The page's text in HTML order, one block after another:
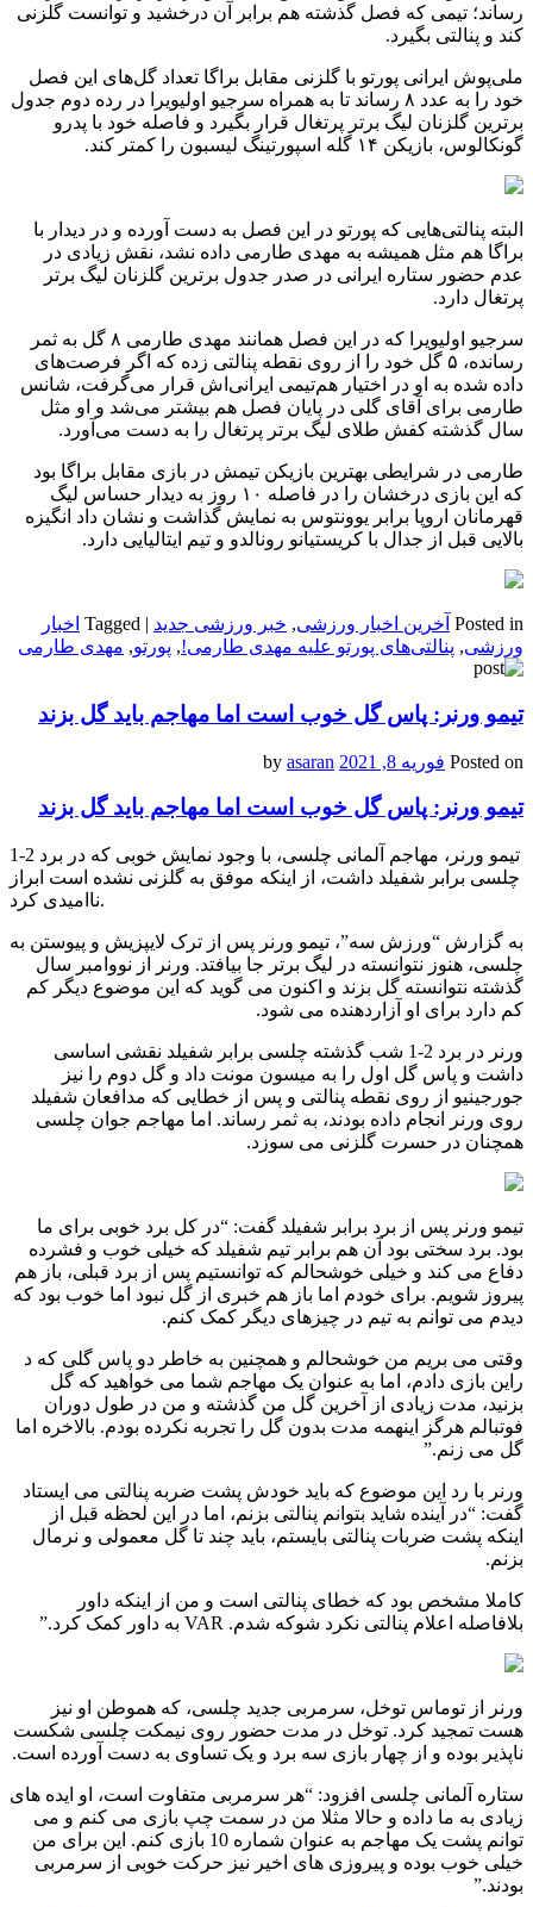
رساند؛ تیمی که فصل گذشته هم برابر آن درخشید و توانست گلزنی
کند و پنالتی بگیرد.
ملی‌پوش ایرانی پورتو با گلزنی مقابل براگا تعداد گل‌های این فصل
خود را به عدد ۸ رساند تا به همراه سرجیو اولیویرا در رده دوم جدول
برترین گلزنان لیگ برتر پرتغال قرار بگیرد و فاصله خود با پدرو
گونکالوس، بازیکن ۱۴ گله اسپورتینگ لیسبون را کمتر کند.
البته پنالتی‌هایی که پورتو در این فصل به دست آورده و در دیدار با
براگا هم مثل همیشه به مهدی طارمی داده نشد، نقش زیادی در
عدم حضور ستاره ایرانی در صدر جدول برترین گلزنان لیگ برتر
پرتغال دارد.
سرجیو اولیویرا که در این فصل همانند مهدی طارمی ۸ گل به ثمر
رسانده، ۵ گل خود را از روی نقطه پنالتی زده که اگر فرصت‌های
داده شده به او در اختیار هم‌تیمی ایرانی‌اش قرار می‌گرفت، شانس
طارمی برای آقای گلی در پایان فصل هم بیشتر می‌شد و او مثل
سال گذشته کفش طلای لیگ برتر پرتغال را به دست می‌آورد.
طارمی در شرایطی بهترین بازیکن تیمش در بازی مقابل براگا بود
که این بازی درخشان را در فاصله ۱۰ روز به دیدار حساس لیگ
قهرمانان اروپا برابر یوونتوس به نمایش گذاشت و نشان داد انگیزه
بالایی قبل از جدال با کریستیانو رونالدو و تیم ایتالیایی دارد.
Posted in آخرین اخبار ورزشی, خبر ورزشی جدید |
Tagged اخبار
ورزشی, پنالتی‌های پورتو علیه مهدی طارمی!, پورتو, مهدی طارمی
تیمو ورنر: پاس گل خوب است اما مهاجم باید گل بزند
Posted on فوریه 8, 2021 asaran
تیمو ورنر: پاس گل خوب است اما مهاجم باید گل بزند
تیمو ورنر، مهاجم آلمانی چلسی، با وجود نمایش خوبی که در برد 2-1
چلسی برابر شفیلد داشت، از اینکه موفق به گلزنی نشده است ابراز
ناامیدی کرد.
به گزارش “ورزش سه”، تیمو ورنر پس از ترک لایپزیش و پیوستن به
چلسی، هنوز نتوانسته در لیگ برتر جا بیافتد. ورنر از نووامبر سال
گذشته نتوانسته گل بزند و اکنون می گوید که این موضوع دیگر کم
کم دارد برای او آزاردهنده می شود.
ورنر در برد 2-1 شب گذشته چلسی برابر شفیلد نقشی اساسی
داشت و پاس گل اول را به میسون مونت داد و گل دوم را نیز
جورجینیو از روی نقطه پنالتی و پس از خطایی که مدافعان شفیلد
روی ورنر انجام داده بودند، به ثمر رساند. اما مهاجم جوان چلسی
همچنان در حسرت گلزنی می سوزد.
تیمو ورنر پس از برد برابر شفیلد گفت: “در کل برد خوبی برای ما
بود. برد سختی بود آن هم برابر تیم شفیلد که خیلی خوب و فشرده
دفاع می کند و خیلی خوشحالم که توانستیم پس از برد قبلی، باز هم
پیروز شویم. برای خودم اما باز هم خبری از گل نبود اما خوب بود که
دیدم می توانم به تیم در چیزهای دیگر کمک کنم.
وقتی می بریم من خوشحالم و همچنین به خاطر دو پاس گلی که د
راین بازی دادم، اما به عنوان یک مهاجم شما می خواهید که گل
بزنید، مدت زیادی از آخرین گل من گذشته و من در طول دوران
فوتبالم هرگز اینهمه مدت بدون گل را تجربه نکرده بودم. بالاخره اما
گل می زنم.”
ورنر با رد این موضوع که باید خودش پشت ضربه پنالتی می ایستاد
گفت: “در آینده شاید بتوانم پنالتی بزنم، اما در این لحظه قبل از
اینکه پشت ضربات پنالتی بایستم، باید چند تا گل معمولی و نرمال
بزنم.
کاملا مشخص بود که خطای پنالتی است و من از اینکه داور
بلافاصله اعلام پنالتی نکرد شوکه شدم. VAR به داور کمک کرد.”
ورنر از توماس توخل، سرمربی جدید چلسی، که هموطن او نیز
هست تمجید کرد. توخل در مدت حضور روی نیمکت چلسی شکست
ناپذیر بوده و از چهار بازی سه برد و یک تساوی به دست آورده است.
ستاره آلمانی چلسی افزود: “هر سرمربی متفاوت است، او ایده های
زیادی به ما داده و حالا مثلا من در سمت چپ بازی می کنم و می
توانم پشت یک مهاجم به عنوان شماره 10 بازی کنم. این برای من
خیلی خوب بوده و پیروزی های اخیر نیز حرکت خوبی از سرمربی
بودند.”